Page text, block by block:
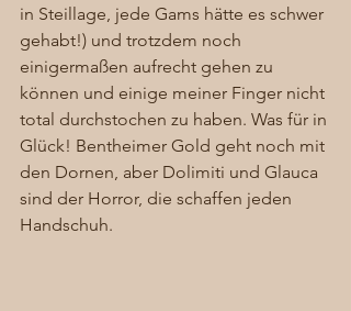
in Steillage, jede Gams hätte es schwer
gehabt!) und trotzdem noch
einigermaßen aufrecht gehen zu
können und einige meiner Finger nicht
total durchstochen zu haben. Was für in
Glück! Bentheimer Gold geht noch mit
den Dornen, aber Dolimiti und Glauca
sind der Horror, die schaffen jeden
Handschuh.